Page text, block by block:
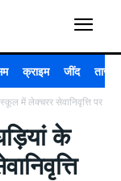
क्राइम जींद ताजा
में लेक्चरर सेवानिवृत्ति पर
के